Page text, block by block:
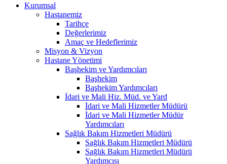
Kurumsal
Hastanemiz
Tarihçe
Değerlerimiz
Amaç ve Hedeflerimiz
Misyon & Vizyon
Hastane Yönetimi
Başhekim ve Yardımcıları
Başhekim
Başhekim Yardımcıları
İdari ve Mali Hiz. Müd. ve Yard
İdari ve Mali Hizmetler Müdürü
İdari ve Mali Hizmetler Müdür
Yardımcıları
Sağlık Bakım Hizmetleri Müdürü
Sağlık Bakım Hizmetleri Müdürü
Sağlık Bakım Hizmetleri Müdürü
Yardımcısı